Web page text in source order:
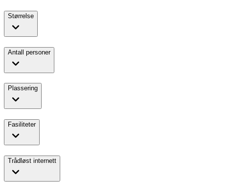
Størrelse
Antall personer
Plassering
Fasiliteter
Trådløst internett